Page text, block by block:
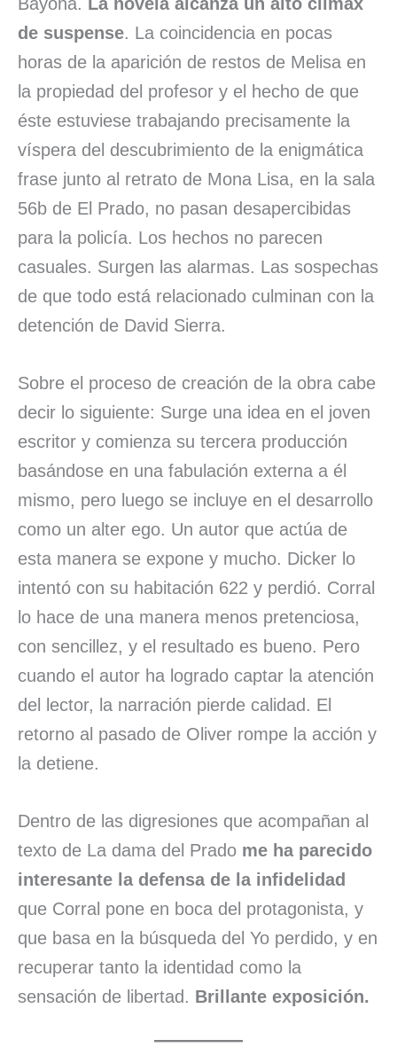
de suspense. La coincidencia en pocas
horas de la aparición de restos de Melisa en
la propiedad del profesor y el hecho de que
éste estuviese trabajando precisamente la
víspera del descubrimiento de la enigmática
frase junto al retrato de Mona Lisa, en la sala
56b de El Prado, no pasan desapercibidas
para la policía. Los hechos no parecen
casuales. Surgen las alarmas. Las sospechas
de que todo está relacionado culminan con la
detención de David Sierra.
Sobre el proceso de creación de la obra cabe
decir lo siguiente: Surge una idea en el joven
escritor y comienza su tercera producción
basándose en una fabulación externa a él
mismo, pero luego se incluye en el desarrollo
como un alter ego. Un autor que actúa de
esta manera se expone y mucho. Dicker lo
intentó con su habitación 622 y perdió. Corral
lo hace de una manera menos pretenciosa,
con sencillez, y el resultado es bueno. Pero
cuando el autor ha logrado captar la atención
del lector, la narración pierde calidad. El
retorno al pasado de Oliver rompe la acción y
la detiene.
Dentro de las digresiones que acompañan al
texto de La dama del Prado me ha parecido
interesante la defensa de la infidelidad
que Corral pone en boca del protagonista, y
que basa en la búsqueda del Yo perdido, y en
recuperar tanto la identidad como la
sensación de libertad. Brillante exposición.